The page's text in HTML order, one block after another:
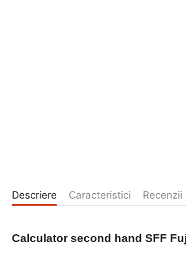
Descriere Caracteristici Recenzii
Calculator second hand SFF